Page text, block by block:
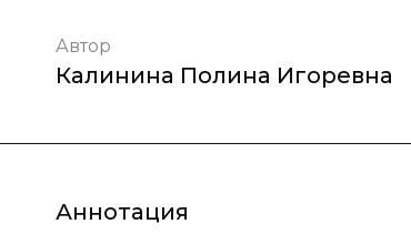
Автор
Калинина Полина Игоревна
Аннотация